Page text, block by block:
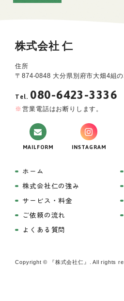
株式会社 仁
住所
〒874-0848 大分県別府市大畑4組
Tel. 080-6423-3336
営業電話はお断りします。
MAILFORM INSTAGRAM
ホーム
株式会社仁の強み
サービス・料金
ご依頼の流れ
よくある質問
Copyright © 『株式会社仁』. All rights